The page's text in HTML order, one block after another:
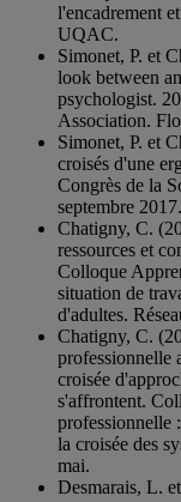
l'encadrement
UQAC.
Simonet, P. et
look between
psychologist.
Association.
Simonet, P. et
croisés d'une
Congrès de la
septembre 2017.
Chatigny, C.
ressources et
Colloque
situation de
d'adultes.
Chatigny, C.
professionnelle
croisée
s'affrontent.
professionnelle
la croisée des
mai.
Desmarais, L.